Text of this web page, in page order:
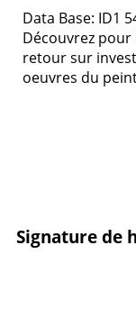
Data Base: ID1
Découvrez
retour sur
oeuvres du
Signature de